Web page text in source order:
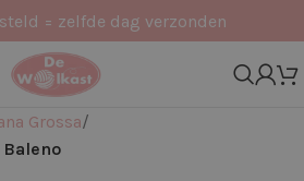
= zelfde dag verzonden
Grossa
Baleno